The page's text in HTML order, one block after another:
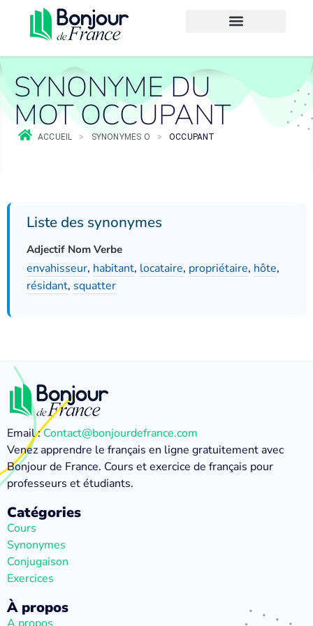
SYNONYME DU
MOT OCCUPANT
ACCUEIL > SYNONYMES O > OCCUPANT
Liste des synonymes
Adjectif Nom Verbe
envahisseur, habitant, locataire, propriétaire, hôte,
résidant, squatter
Email :Contact@bonjourdefrance.com
Venez apprendre le français en ligne gratuitement avec
Bonjour de France. Cours et exercice de français pour
professeurs et étudiants.
Catégories
Cours
Synonymes
Conjugaison
Exercices
À propos